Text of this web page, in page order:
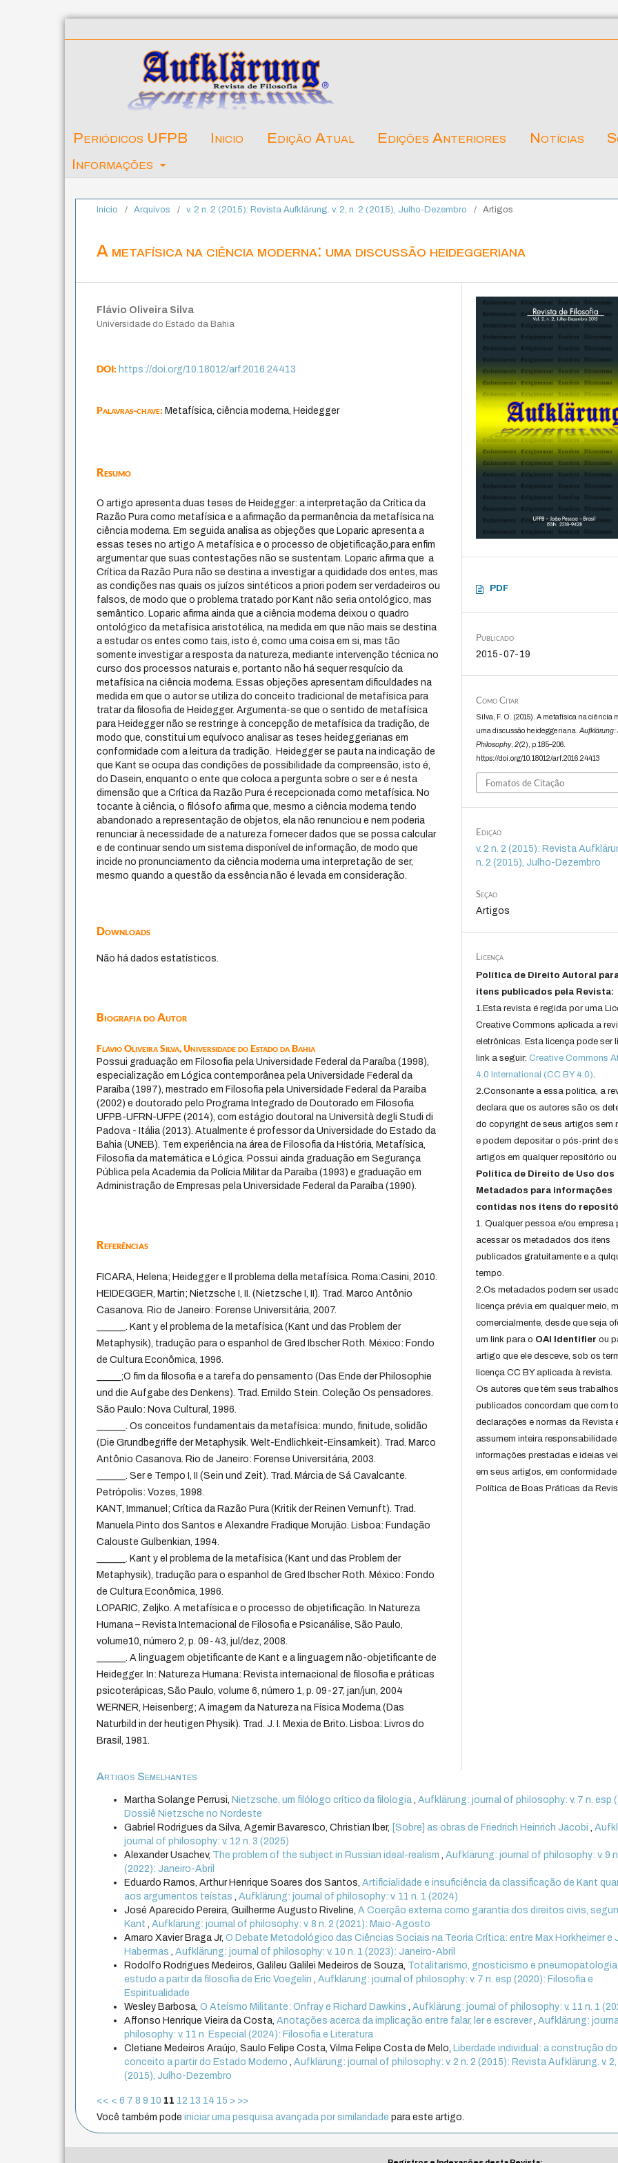
Periódicos UFPB Inicio Edição Atual Edições Anteriores Notícias
Informações
Início / Arquivos / v. 2 n. 2 (2015): Revista Aufklärung. v. 2, n. 2 (2015), Julho-Dezembro / Artigos
A metafísica na ciência moderna: uma discussão heideggeriana
Flávio Oliveira Silva
Universidade do Estado da Bahia
DOI:https://doi.org/10.18012/arf.2016.24413
Palavras-chave:Metafísica, ciência moderna, Heidegger
Resumo
O artigo apresenta duas teses de Heidegger: a interpretação da Crítica da
Razão Pura como metafísica e a afirmação da permanência da metafísica na
ciência moderna. Em seguida analisa as objeções que Loparic apresenta a
essas teses no artigo A metafísica e o processo de objetificação,para enfim
argumentar que suas contestações não se sustentam. Loparic afirma que a
Crítica da Razão Pura não se destina a investigar a quididade dos entes, mas
as condições nas quais os juízos sintéticos a priori podem ser verdadeiros ou
falsos, de modo que o problema tratado por Kant não seria ontológico, mas
semântico. Loparic afirma ainda que a ciência moderna deixou o quadro
ontológico da metafísica aristotélica, na medida em que não mais se destina
a estudar os entes como tais, isto é, como uma coisa em si, mas tão
somente investigar a resposta da natureza, mediante intervenção técnica no
curso dos processos naturais e, portanto não há sequer resquício da
metafísica na ciência moderna. Essas objeções apresentam dificuldades na
medida em que o autor se utiliza do conceito tradicional de metafísica para
tratar da filosofia de Heidegger. Argumenta-se que o sentido de metafísica
para Heidegger não se restringe à concepção de metafísica da tradição, de
modo que, constitui um equívoco analisar as teses heideggerianas em
conformidade com a leitura da tradição. Heidegger se pauta na indicação de
que Kant se ocupa das condições de possibilidade da compreensão, isto é,
do Dasein, enquanto o ente que coloca a pergunta sobre o ser e é nesta
dimensão que a Crítica da Razão Pura é recepcionada como metafísica. No
tocante à ciência, o filósofo afirma que, mesmo a ciência moderna tendo
abandonado a representação de objetos, ela não renunciou e nem poderia
renunciar à necessidade de a natureza fornecer dados que se possa calcular
e de continuar sendo um sistema disponível de informação, de modo que
incide no pronunciamento da ciência moderna uma interpretação de ser,
mesmo quando a questão da essência não é levada em consideração.
Downloads
Não há dados estatísticos.
Biografia do Autor
Flávio Oliveira Silva,Universidade do Estado da Bahia
Possui graduação em Filosofia pela Universidade Federal da Paraíba (1998),
especialização em Lógica contemporânea pela Universidade Federal da
Paraíba (1997), mestrado em Filosofia pela Universidade Federal da Paraíba
(2002) e doutorado pelo Programa Integrado de Doutorado em Filosofia
UFPB-UFRN-UFPE (2014), com estágio doutoral na Università degli Studi di
Padova - Itália (2013). Atualmente é professor da Universidade do Estado da
Bahia (UNEB). Tem experiência na área de Filosofia da História, Metafísica,
Filosofia da matemática e Lógica. Possui ainda graduação em Segurança
Pública pela Academia da Polícia Militar da Paraíba (1993) e graduação em
Administração de Empresas pela Universidade Federal da Paraíba (1990).
Referências
FICARA, Helena; Heidegger e Il problema della metafísica. Roma:Casini, 2010.
HEIDEGGER, Martin; Nietzsche I, II. (Nietzsche I, II). Trad. Marco Antônio
Casanova. Rio de Janeiro: Forense Universitária, 2007.
______. Kant y el problema de la metafísica (Kant und das Problem der
Metaphysik), tradução para o espanhol de Gred Ibscher Roth. México: Fondo
de Cultura Econômica, 1996.
_____;O fim da filosofia e a tarefa do pensamento (Das Ende der Philosophie
und die Aufgabe des Denkens). Trad. Ernildo Stein. Coleção Os pensadores.
São Paulo: Nova Cultural, 1996.
______. Os conceitos fundamentais da metafísica: mundo, finitude, solidão
(Die Grundbegriffe der Metaphysik. Welt-Endlichkeit-Einsamkeit). Trad. Marco
Antônio Casanova. Rio de Janeiro: Forense Universitária, 2003.
______. Ser e Tempo I, II (Sein und Zeit). Trad. Márcia de Sá Cavalcante.
Petrópolis: Vozes, 1998.
KANT, Immanuel; Crítica da Razão Pura (Kritik der Reinen Vernunft). Trad.
Manuela Pinto dos Santos e Alexandre Fradique Morujão. Lisboa: Fundação
Calouste Gulbenkian, 1994.
______. Kant y el problema de la metafísica (Kant und das Problem der
Metaphysik), tradução para o espanhol de Gred Ibscher Roth. México: Fondo
de Cultura Econômica, 1996.
LOPARIC, Zeljko. A metafísica e o processo de objetificação. In Natureza
Humana – Revista Internacional de Filosofia e Psicanálise, São Paulo,
volume10, número 2, p. 09-43, jul/dez, 2008.
______. A linguagem objetificante de Kant e a linguagem não-objetificante de
Heidegger. In: Natureza Humana: Revista internacional de filosofia e práticas
psicoterápicas, São Paulo, volume 6, número 1, p. 09-27, jan/jun, 2004
WERNER, Heisenberg; A imagem da Natureza na Física Moderna (Das
Naturbild in der heutigen Physik). Trad. J. I. Mexia de Brito. Lisboa: Livros do
Brasil, 1981.
PDF
Publicado
2015-07-19
Como Citar
Silva, F. O. (2015). A metafísica na ciência
uma discussão heideggeriana.Aufklärung:
Philosophy,2(2), p.185–206.
https://doi.org/10.18012/arf.2016.24413
Fomatos de Citação
Edição
v. 2 n. 2 (2015): Revista
n. 2 (2015), Julho-Dezembro
Seção
Artigos
Licença
Política de Direito Autoral
itens publicados pela Revista:
1.Esta revista é regida por uma
Creative Commons aplicada a
eletrônicas. Esta licença pode ser
link a seguir:Creative Commons
4.0 International (CC BY 4.0).
2.Consonante a essa politica, a
declara que os autores são os
do copyright de seus artigos sem
e podem depositar o pós-print de
artigos em qualquer repositório ou
Política de Direito de Uso dos
Metadados para informações
contidas nos itens do
1. Qualquer pessoa e/ou empresa
acessar os metadados dos itens
publicados gratuitamente e a
tempo.
2.Os metadados podem ser
licença prévia em qualquer meio,
comercialmente, desde que seja
um link para o OAI Identifier ou
artigo que ele desceve, sob os
licença CC BY aplicada à revista.
Os autores que têm seus trabalhos
publicados concordam que com
declarações e normas da Revista
assumem inteira responsabilidade
informações prestadas e ideias
em seus artigos, em
Política de Boas Práticas da
Artigos Semelhantes
Martha Solange Perrusi, Nietzsche, um filólogo crítico da filologia ,Aufklärung: journal of philosophy: v. 7 n. esp
Dossiê Nietzsche no Nordeste
Gabriel Rodrigues da Silva, Agemir Bavaresco, Christian Iber, [Sobre] as obras de Friedrich Heinrich Jacobi ,
journal of philosophy: v. 12 n. 3 (2025)
Alexander Usachev, The problem of the subject in Russian ideal-realism ,Aufklärung: journal of philosophy: v. 9
(2022): Janeiro-Abril
Eduardo Ramos, Arthur Henrique Soares dos Santos,Artificialidade e insuficiência da classificação de Kant
aos argumentos teístas
,Aufklärung: journal of philosophy: v. 11 n. 1 (2024)
José Aparecido Pereira, Guilherme Augusto Riveline,A Coerção externa como garantia dos direitos civis,
Kant
,Aufklärung: journal of philosophy: v. 8 n. 2 (2021): Maio-Agosto
Amaro Xavier Braga Jr,O Debate Metodológico das Ciências Sociais na Teoria Crítica: entre Max Horkheimer e
Habermas
,Aufklärung: journal of philosophy: v. 10 n. 1 (2023): Janeiro-Abril
Rodolfo Rodrigues Medeiros, Galileu Galilei Medeiros de Souza, Totalitarismo, gnosticismo e
estudo a partir da filosofia de Eric Voegelin
,Aufklärung: journal of philosophy: v. 7 n. esp (2020): Filosofia e
Espiritualidade
Wesley Barbosa,O Ateísmo Militante: Onfray e Richard Dawkins ,Aufklärung: journal of philosophy: v. 11 n. 1
Affonso Henrique Vieira da Costa,Anotações acerca da implicação entre falar, ler e escrever ,Aufklärung:
philosophy: v. 11 n. Especial (2024): Filosofia e Literatura
Cletiane Medeiros Araújo, Saulo Felipe Costa, Vilma Felipe Costa de Melo, Liberdade individual: a construção do
conceito a partir do Estado Moderno
,Aufklärung: journal of philosophy: v. 2 n. 2 (2015): Revista Aufklärung. v. 2,
(2015), Julho-Dezembro
<< < 6 7 8 9 10 11 12 13 14 15 > >>
Você também podeiniciar uma pesquisa avançada por similaridade para este artigo.